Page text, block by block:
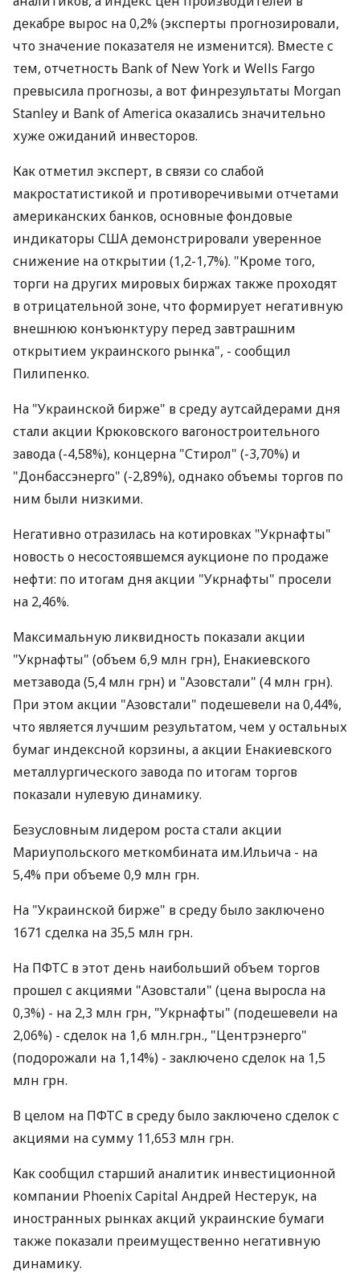
декабре вырос на 0,2% (эксперты прогнозировали,
что значение показателя не изменится). Вместе с
тем, отчетность Bank of New York и Wells Fargo
превысила прогнозы, а вот финрезультаты Morgan
Stanley и Bank of America оказались значительно
хуже ожиданий инвесторов.
Как отметил эксперт, в связи со слабой
макростатистикой и противоречивыми отчетами
американских банков, основные фондовые
индикаторы США демонстрировали уверенное
снижение на открытии (1,2-1,7%). "Кроме того,
торги на других мировых биржах также проходят
в отрицательной зоне, что формирует негативную
внешнюю конъюнктуру перед завтрашним
открытием украинского рынка", - сообщил
Пилипенко.
На "Украинской бирже" в среду аутсайдерами дня
стали акции Крюковского вагоностроительного
завода (-4,58%), концерна "Стирол" (-3,70%) и
"Донбассэнерго" (-2,89%), однако объемы торгов по
ним были низкими.
Негативно отразилась на котировках "Укрнафты"
новость о несостоявшемся аукционе по продаже
нефти: по итогам дня акции "Укрнафты" просели
на 2,46%.
Максимальную ликвидность показали акции
"Укрнафты" (объем 6,9 млн грн), Енакиевского
метзавода (5,4 млн грн) и "Азовстали" (4 млн грн).
При этом акции "Азовстали" подешевели на 0,44%,
что является лучшим результатом, чем у остальных
бумаг индексной корзины, а акции Енакиевского
металлургического завода по итогам торгов
показали нулевую динамику.
Безусловным лидером роста стали акции
Мариупольского меткомбината им.Ильича - на
5,4% при объеме 0,9 млн грн.
На "Украинской бирже" в среду было заключено
1671 сделка на 35,5 млн грн.
На ПФТС в этот день наибольший объем торгов
прошел с акциями "Азовстали" (цена выросла на
0,3%) - на 2,3 млн грн, "Укрнафты" (подешевели на
2,06%) - сделок на 1,6 млн.грн., "Центрэнерго"
(подорожали на 1,14%) - заключено сделок на 1,5
млн грн.
В целом на ПФТС в среду было заключено сделок с
акциями на сумму 11,653 млн грн.
Как сообщил старший аналитик инвестиционной
компании Phoenix Capital Андрей Нестерук, на
иностранных рынках акций украинские бумаги
также показали преимущественно негативную
динамику.